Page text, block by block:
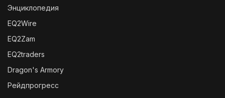
Энциклопедия
EQ2Wire
EQ2Zam
EQ2traders
Dragon's Armory
Рейдпрогресс